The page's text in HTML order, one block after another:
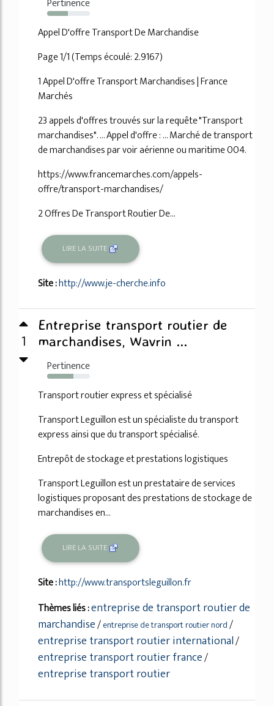
49%
Appel D'offre Transport De Marchandise
Page 1/1 (Temps écoulé: 2.9167)
1 Appel D'offre Transport Marchandises | France
Marchés
23 appels d'offres trouvés sur la requête "Transport
marchandises". ... Appel d'offre : ... Marché de transport
de marchandises par voir aérienne ou maritime 004.
https://www.francemarches.com/appels-
offre/transport-marchandises/
2 Offres De Transport Routier De...
LIRE LA SUITE
Site :http://www.je-cherche.info
1
Entreprise transport routier de
marchandises, Wavrin ...
Pertinence
62%
Transport routier express et spécialisé
Transport Leguillon est un spécialiste du transport
express ainsi que du transport spécialisé.
Entrepôt de stockage et prestations logistiques
Transport Leguillon est un prestataire de services
logistiques proposant des prestations de stockage de
marchandises en...
LIRE LA SUITE
Site :http://www.transportsleguillon.fr
Thèmes liés :entreprise de transport routier de
marchandise/entreprise de transport routier nord/
entreprise transport routier international/
entreprise transport routier france/
entreprise transport routier